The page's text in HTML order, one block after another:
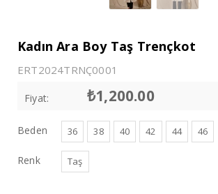
Kadın Ara Boy Taş Trençkot
ERT2024TRNÇ0001
Fiyat: ₺1,200.00
Beden 36 38 40 42 44 46
Renk Taş